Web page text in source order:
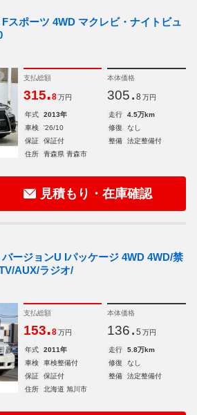
スポーツ 4WD マクレビ・ナイトビュ
支払総額
315.8 万円
本体価格
305. 8 万円
年式 2013年 走行
4.5万km
車検
'26/10 修復
なし
保証
保証付 整備
法定整備付
住所
青森県 青森市
見積もり・在庫確認
ージョンU Iパッケージ 4WD 4WD/禁
AUX/ラジオ/
支払総額
153.8 万円
本体価格
136. 5 万円
年式 2011年 走行
5.8万km
車検
車検整備付 修復
なし
保証
保証付 整備
法定整備付
住所
北海道 旭川市